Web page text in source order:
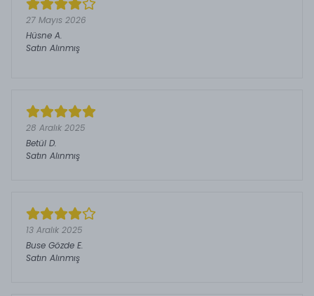
27 Mayıs 2026
Hüsne A.
Satın Alınmış
28 Aralık 2025
Betül D.
Satın Alınmış
13 Aralık 2025
Buse Gözde E.
Satın Alınmış